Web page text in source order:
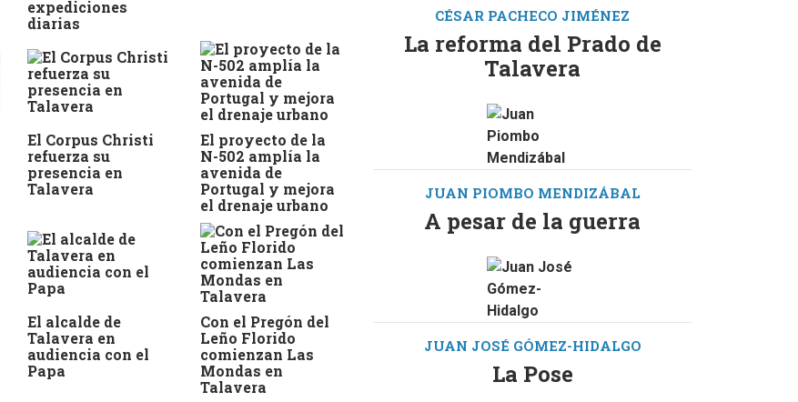
expediciones
diarias
El Corpus Christi
refuerza su
presencia en
Talavera
El proyecto de la
N-502 amplía la
avenida de
Portugal y mejora
el drenaje urbano
El alcalde de
Talavera en
audiencia con el
Papa
Con el Pregón del
Leño Florido
comienzan Las
Mondas en
Talavera
CÉSAR PACHECO JIMÉNEZ
La reforma del Prado de
Talavera
JUAN PIOMBO MENDIZÁBAL
A pesar de la guerra
JUAN JOSÉ GÓMEZ-HIDALGO
La Pose